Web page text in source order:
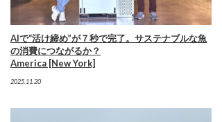
AIで“活け締め”が７秒で完了。サステナブルな魚
の消費につながるか？
America [New York]
2025.11.20